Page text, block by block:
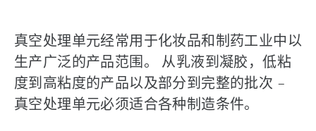
真空处理单元经常用于化妆品和制药工业中以
生产广泛的产品范围。 从乳液到凝胶，低粘
度到高粘度的产品以及部分到完整的批次 –
真空处理单元必须适合各种制造条件。